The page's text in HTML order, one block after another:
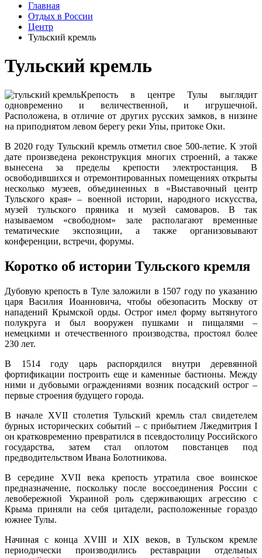
Главная
Отдых в России
Центр
Тульский кремль
Тульский кремль
Крепость в центре Тулы выглядит
одновременно и величественной, и игрушечной.
Расположена, в отличие от других русских замков, в низине
на приподнятом левом берегу реки Упы, притоке Оки.
В 2020 году Тульский кремль отметил свое 500-летие. К этой
дате произведена реконструкция многих строений, а также
вынесена за пределы крепости электростанция. В
освободившихся и отремонтированных помещениях открыты
несколько музеев, объединенных в «Выставочный центр
Тульского края» – военной истории, народного искусства,
музей тульского пряника и музей самоваров. В так
называемом «свободном» зале располагают временные
тематические экспозиции, а также организовывают
конференции, встречи, форумы.
Коротко об истории Тульского кремля
Дубовую крепость в Туле заложили в 1507 году по указанию
царя Василия Иоанновича, чтобы обезопасить Москву от
нападений Крымской орды. Острог имел форму вытянутого
полукруга и был вооружен пушками и пищалями –
немецкими и отечественного производства, простоял более
230 лет.
В 1514 году царь распорядился внутри деревянной
фортификации построить еще и каменные бастионы. Между
ними и дубовыми ограждениями возник посадский острог –
первые строения будущего города.
В начале XVII столетия Тульский кремль стал свидетелем
бурных исторических событий – с прибытием Лжедмитрия I
он кратковременно превратился в псевдостолицу Российского
государства, затем стал оплотом повстанцев под
предводительством Ивана Болотникова.
В середине XVII века крепость утратила свое воинское
предназначение, поскольку после воссоединения России с
левобережной Украиной роль сдерживающих агрессию с
Крыма приняли на себя цитадели, расположенные гораздо
южнее Тулы.
Начиная с конца XVIII и XIX веков, в Тульском кремле
периодически производились реставрации отдельных